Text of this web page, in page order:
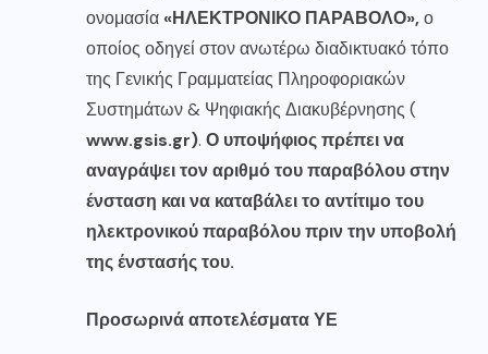
ονομασία«ΗΛΕΚΤΡΟΝΙΚΟ ΠΑΡΑΒΟΛΟ»,ο
οποίος οδηγεί στον ανωτέρω διαδικτυακό τόπο
της Γενικής Γραμματείας Πληροφοριακών
Συστημάτων & Ψηφιακής Διακυβέρνησης (
www.gsis.gr). Ο υποψήφιος πρέπει να
αναγράψει τον αριθμό του παραβόλου στην
ένσταση καινα καταβάλει το αντίτιμοτου
ηλεκτρονικού παραβόλου πριν την υποβολή
της ένστασής του.
Προσωρινά αποτελέσματα ΥΕ